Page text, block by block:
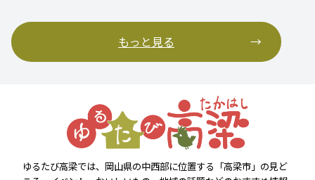
もっと見る
ゆるたび高梁では、岡山県の中西部に位置する「高梁市」の見ど